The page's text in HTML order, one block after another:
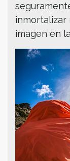
inmortalizar
imagen en